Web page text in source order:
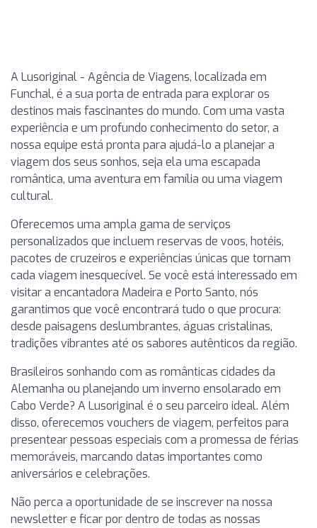
A Lusoriginal - Agência de Viagens, localizada em
Funchal, é a sua porta de entrada para explorar os
destinos mais fascinantes do mundo. Com uma vasta
experiência e um profundo conhecimento do setor, a
nossa equipe está pronta para ajudá-lo a planejar a
viagem dos seus sonhos, seja ela uma escapada
romântica, uma aventura em família ou uma viagem
cultural.
Oferecemos uma ampla gama de serviços
personalizados que incluem reservas de voos, hotéis,
pacotes de cruzeiros e experiências únicas que tornam
cada viagem inesquecível. Se você está interessado em
visitar a encantadora Madeira e Porto Santo, nós
garantimos que você encontrará tudo o que procura:
desde paisagens deslumbrantes, águas cristalinas,
tradições vibrantes até os sabores autênticos da região.
Brasileiros sonhando com as românticas cidades da
Alemanha ou planejando um inverno ensolarado em
Cabo Verde? A Lusoriginal é o seu parceiro ideal. Além
disso, oferecemos vouchers de viagem, perfeitos para
presentear pessoas especiais com a promessa de férias
memoráveis, marcando datas importantes como
aniversários e celebrações.
Não perca a oportunidade de se inscrever na nossa
newsletter e ficar por dentro de todas as nossas